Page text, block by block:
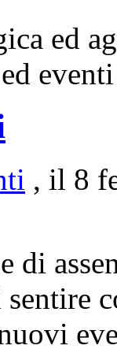
ed
, il 8
di